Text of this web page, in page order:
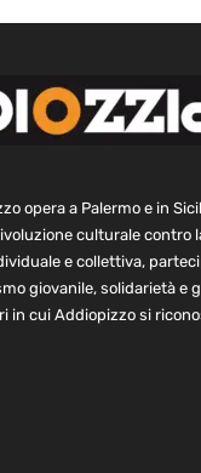
opera a Palermo e in
culturale contro
e collettiva,
giovanile, solidarietà e
in cui Addiopizzo si